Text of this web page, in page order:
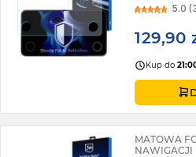
5.0
129,90
Kup do
MATOWA
NAWIGACJI